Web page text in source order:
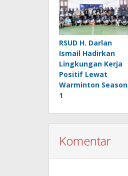
RSUD H. Darlan
Ismail Hadirkan
Lingkungan Kerja
Positif Lewat
Warminton Season
1
Komentar